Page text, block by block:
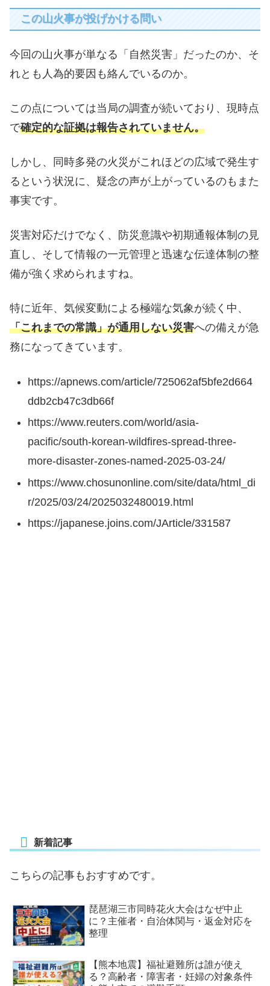
この山火事が投げかける問い
今回の山火事が単なる「自然災害」だったのか、そ
れとも人為的要因も絡んでいるのか。
この点については当局の調査が続いており、現時点
で確定的な証拠は報告されていません。
しかし、同時多発の火災がこれほどの広域で発生す
るという状況に、疑念の声が上がっているのもまた
事実です。
災害対応だけでなく、防災意識や初期通報体制の見
直し、そして情報の一元管理と迅速な伝達体制の整
備が強く求められますね。
特に近年、気候変動による極端な気象が続く中、
「これまでの常識」が通用しない災害への備えが急
務になってきています。
https://apnews.com/article/725062af5bfe2d664
ddb2cb47c3db66f
https://www.reuters.com/world/asia-
pacific/south-korean-wildfires-spread-three-
more-disaster-zones-named-2025-03-24/
https://www.chosunonline.com/site/data/html_di
r/2025/03/24/2025032480019.html
https://japanese.joins.com/JArticle/331587
新着記事
こちらの記事もおすすめです。
琵琶湖三市同時花火大会はなぜ中止
に？主催者・自治体関与・返金対応を
整理
【熊本地震】福祉避難所は誰が使え
る？高齢者・障害者・妊婦の対象条件